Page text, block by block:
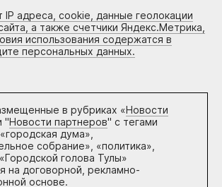
IP адреса, cookie, данные геолокации
а также счетчики Яндекс.Метрика,
использования содержатся в
персональных данных.
в рубриках «Новости
"Новости партнеров" с тегами
дума»,
собрание», «политика»,
голова Тулы»
на договорной, рекламно-
основе.